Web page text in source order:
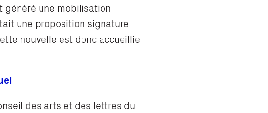
généré une mobilisation
une proposition signature
nouvelle est donc accueillie
des arts et des lettres du